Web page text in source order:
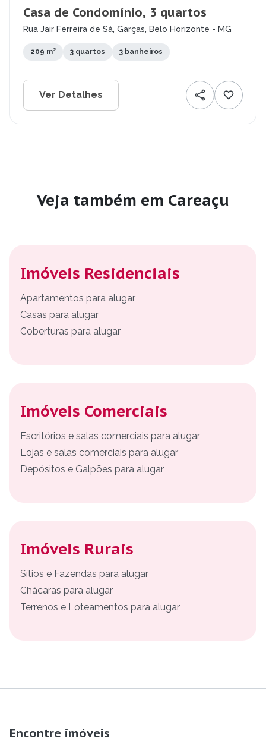
Casa de Condomínio, 3 quartos
Rua Jair Ferreira de Sá, Garças, Belo Horizonte - MG
209 m² 3 quartos 3 banheiros
Ver Detalhes
Veja também em Careaçu
Imóveis Residenciais
Apartamentos para alugar
Casas para alugar
Coberturas para alugar
Imóveis Comerciais
Escritórios e salas comerciais para alugar
Lojas e salas comerciais para alugar
Depósitos e Galpões para alugar
Imóveis Rurais
Sítios e Fazendas para alugar
Chácaras para alugar
Terrenos e Loteamentos para alugar
Encontre imóveis